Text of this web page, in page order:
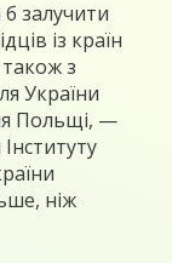
залучити
із країн
також з
України
Польщі, —
ніж